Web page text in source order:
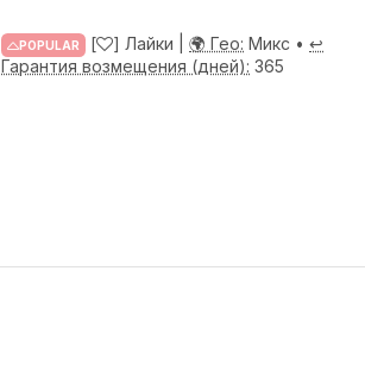
POPULAR [ ] Лайки | 🌍 Гео: Микс • ↩️
Гарантия возмещения (дней): 365